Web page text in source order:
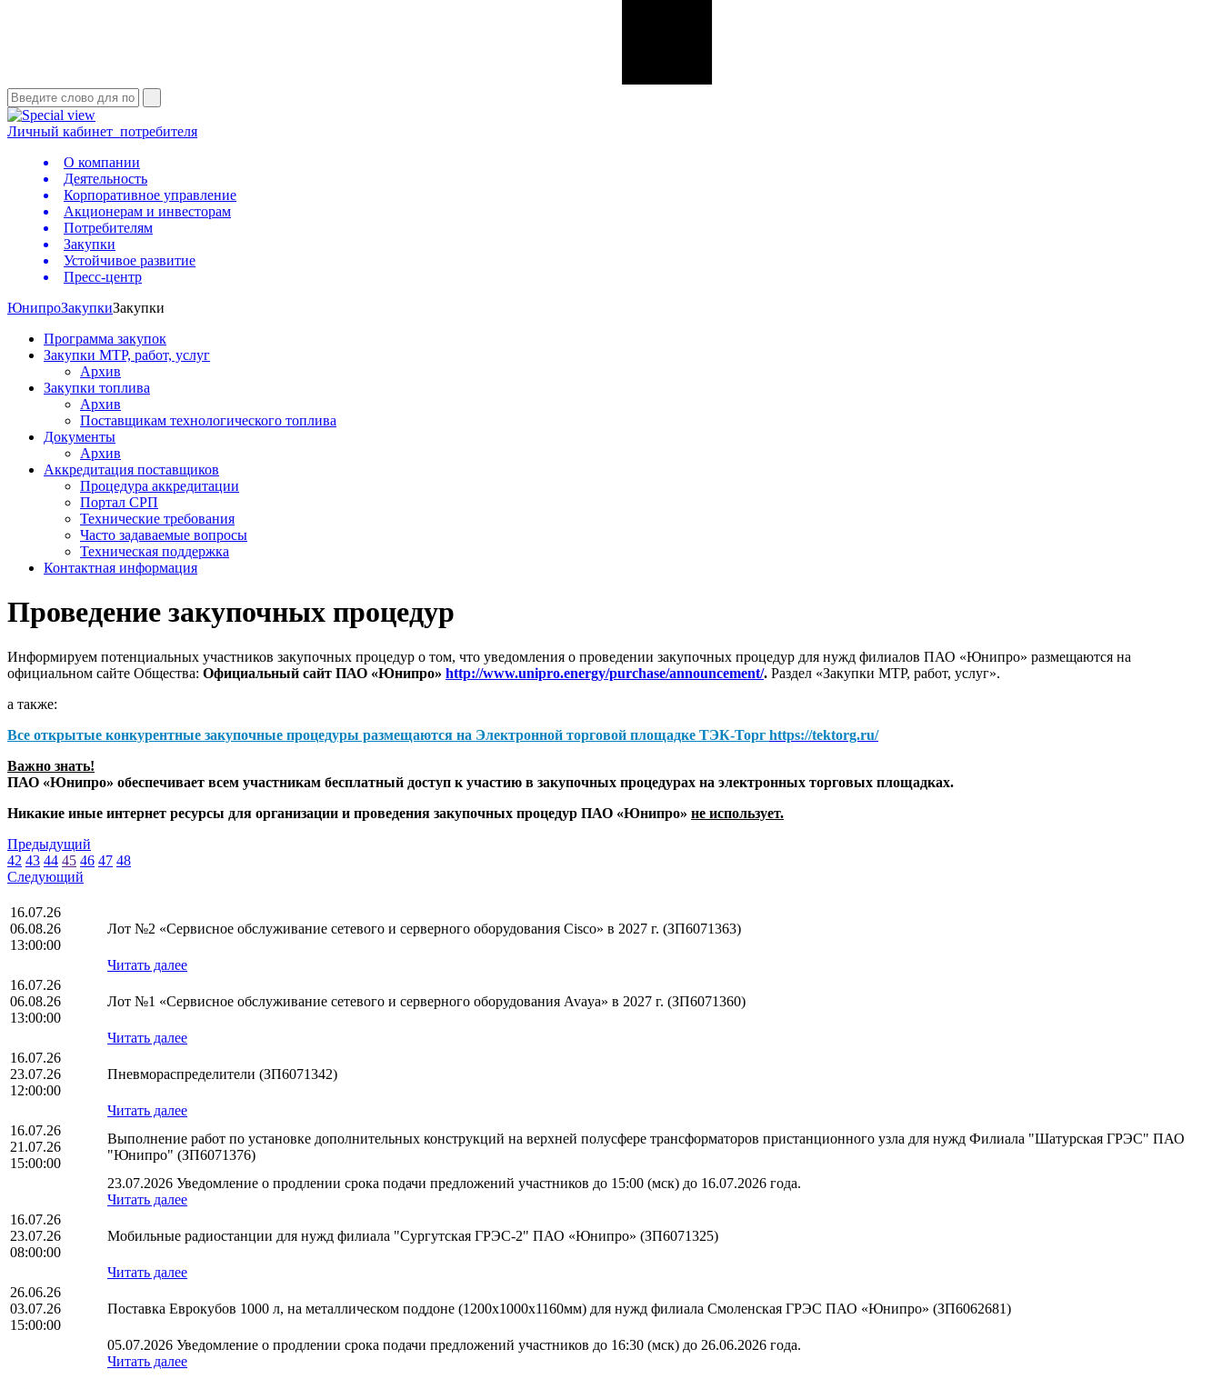
Личный кабинет потребителя
О компании
Деятельность
Корпоративное управление
Акционерам и инвесторам
Потребителям
Закупки
Устойчивое развитие
Пресс-центр
ЮнипроЗакупкиЗакупки
Программа закупок
Закупки МТР, работ, услуг
Архив
Закупки топлива
Архив
Поставщикам технологического топлива
Документы
Архив
Аккредитация поставщиков
Процедура аккредитации
Портал СРП
Технические требования
Часто задаваемые вопросы
Техническая поддержка
Контактная информация
Проведение закупочных процедур
Информируем потенциальных участников закупочных процедур о том, что уведомления о проведении закупочных процедур для нужд филиалов ПАО «Юнипро» размещаются на
официальном сайте Общества: Официальный сайт ПАО «Юнипро» http://www.unipro.energy/purchase/announcement/. Раздел «Закупки МТР, работ, услуг».
а также:
Все открытые конкурентные закупочные процедуры размещаются на Электронной торговой площадке ТЭК-Торг https://tektorg.ru/
Важно знать!
ПАО «Юнипро» обеспечивает всем участникам бесплатный доступ к участию в закупочных процедурах на электронных торговых площадках.
Никакие иные интернет ресурсы для организации и проведения закупочных процедур ПАО «Юнипро» не использует.
Предыдущий
42 43 44 45 46 47 48
Следующий
16.07.26
06.08.26
13:00:00
Лот №2 «Сервисное обслуживание сетевого и серверного оборудования Cisco» в 2027 г. (ЗП6071363)
Читать далее
16.07.26
06.08.26
13:00:00
Лот №1 «Сервисное обслуживание сетевого и серверного оборудования Avaya» в 2027 г. (ЗП6071360)
Читать далее
16.07.26
23.07.26
12:00:00
Пневмораспределители (ЗП6071342)
Читать далее
16.07.26
21.07.26
15:00:00
Выполнение работ по установке дополнительных конструкций на верхней полусфере трансформаторов пристанционного узла для нужд Филиала "Шатурская ГРЭС" ПАО
"Юнипро" (ЗП6071376)
23.07.2026 Уведомление о продлении срока подачи предложений участников до 15:00 (мск) до 16.07.2026 года.
Читать далее
16.07.26
23.07.26
08:00:00
Мобильные радиостанции для нужд филиала "Сургутская ГРЭС-2" ПАО «Юнипро» (ЗП6071325)
Читать далее
26.06.26
03.07.26
15:00:00
Поставка Еврокубов 1000 л, на металлическом поддоне (1200х1000х1160мм) для нужд филиала Смоленская ГРЭС ПАО «Юнипро» (ЗП6062681)
05.07.2026 Уведомление о продлении срока подачи предложений участников до 16:30 (мск) до 26.06.2026 года.
Читать далее